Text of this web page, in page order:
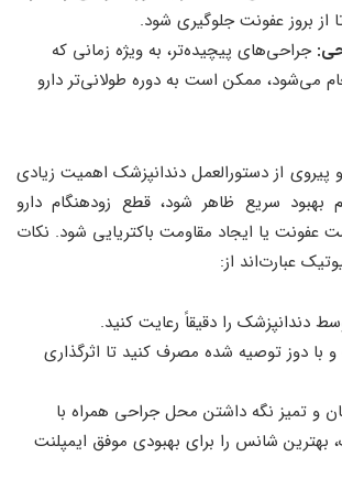
از بروز عفونت جلوگیری شود.
جراحی‌های پیچیده‌تر، به ویژه زمانی که
می‌شود، ممکن است به دوره طولانی‌تر دارو
از دستورالعمل دندانپزشک اهمیت زیادی
بهبود سریع ظاهر شود، قطع زودهنگام دارو
عفونت یا ایجاد مقاومت باکتریایی شود. نکات
عبارت‌اند از:
دندانپزشک را دقیقاً رعایت کنید.
با دوز توصیه شده مصرف کنید تا اثرگذاری
و تمیز نگه داشتن محل جراحی همراه با
بهترین شانس را برای بهبودی موفق ایمپلنت